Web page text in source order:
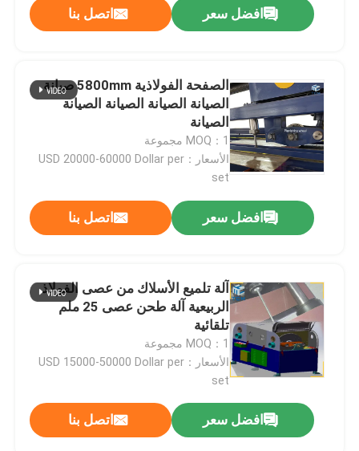
المنزل
افضل سعر اتصل بنا
الصفحة الفولاذية 5800mm صيانة
الصيانة الصيانة الصيانة الصيانة
الصيانة
MOQ：1 مجموعة
الأسعار：USD 20000-60000 Dollar per
set
افضل سعر اتصل بنا
آلة تلميع الأسلاك من عصى الفولاذ
الربيعية آلة طحن عصى 25 ملم
تلقائية
MOQ：1 مجموعة
الأسعار：USD 15000-50000 Dollar per
set
افضل سعر اتصل بنا